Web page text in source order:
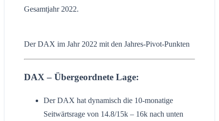
Gesamtjahr 2022.
Der DAX im Jahr 2022 mit den Jahres-Pivot-Punkten
DAX – Übergeordnete Lage:
Der DAX hat dynamisch die 10-monatige
Seitwärtsrage von 14.8/15k – 16k nach unten